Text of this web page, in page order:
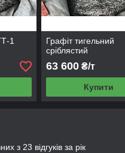
1
Графіт тигельний
сріблястий
63 600₴/т
Купити
з 23 відгуків за рік